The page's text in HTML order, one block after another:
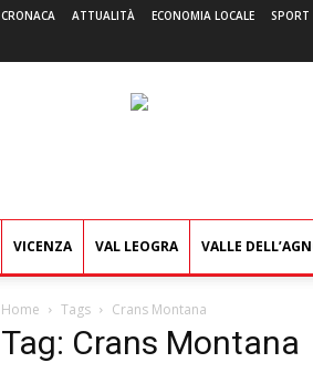
CRONACA ATTUALITÀ ECONOMIA LOCALE SPORT
VICENZA VAL LEOGRA VALLE
Home Tags Crans Montana
Tag: Crans Montana